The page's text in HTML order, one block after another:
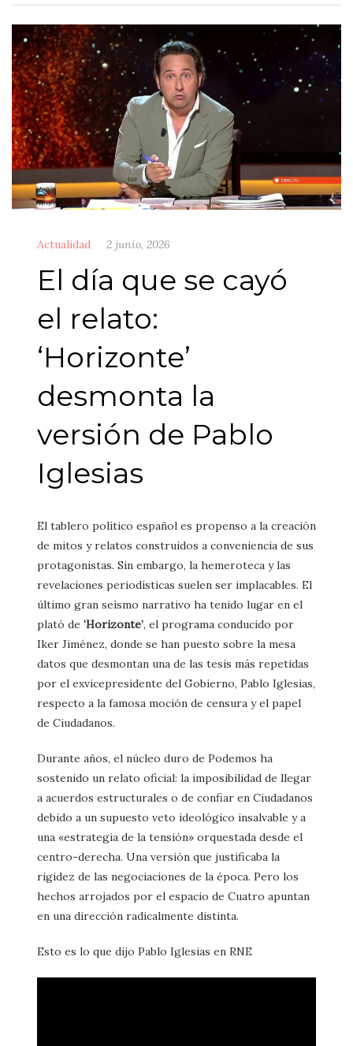
Actualidad 2 junio, 2026
El día que se cayó
el relato:
‘Horizonte’
desmonta la
versión de Pablo
Iglesias
El tablero político español es propenso a la creación
de mitos y relatos construidos a conveniencia de sus
protagonistas. Sin embargo, la hemeroteca y las
revelaciones periodísticas suelen ser implacables. El
último gran seísmo narrativo ha tenido lugar en el
plató de ‘Horizonte’, el programa conducido por
Iker Jiménez, donde se han puesto sobre la mesa
datos que desmontan una de las tesis más repetidas
por el exvicepresidente del Gobierno, Pablo Iglesias,
respecto a la famosa moción de censura y el papel
de Ciudadanos.
Durante años, el núcleo duro de Podemos ha
sostenido un relato oficial: la imposibilidad de llegar
a acuerdos estructurales o de confiar en Ciudadanos
debido a un supuesto veto ideológico insalvable y a
una «estrategia de la tensión» orquestada desde el
centro-derecha. Una versión que justificaba la
rigidez de las negociaciones de la época. Pero los
hechos arrojados por el espacio de Cuatro apuntan
en una dirección radicalmente distinta.
Esto es lo que dijo Pablo Iglesias en RNE